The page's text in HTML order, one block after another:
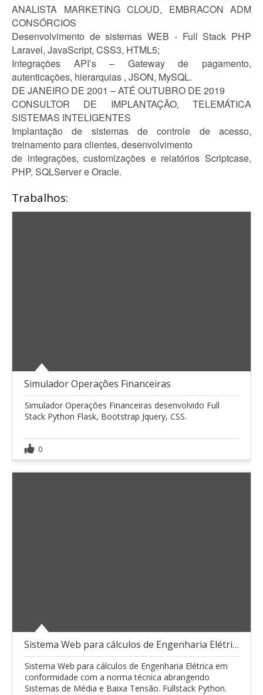
ANALISTA MARKETING CLOUD, EMBRACON ADM
CONSÓRCIOS
Desenvolvimento de sistemas WEB - Full Stack PHP
Laravel, JavaScript, CSS3, HTML5;
Integrações API’s – Gateway de pagamento,
autenticações, hierarquias , JSON, MySQL.
DE JANEIRO DE 2001 – ATÉ OUTUBRO DE 2019
CONSULTOR DE IMPLANTAÇÃO, TELEMÁTICA
SISTEMAS INTELIGENTES
Implantação de sistemas de controle de acesso,
treinamento para clientes, desenvolvimento
de integrações, customizações e relatórios Scriptcase,
PHP, SQLServer e Oracle.
Trabalhos:
Simulador Operações Financeiras
Simulador Operações Financeiras desenvolvido Full
Stack Python Flask, Bootstrap Jquery, CSS.
0
Sistema Web para cálculos de Engenharia Elétrica
Sistema Web para cálculos de Engenharia Elétrica em
conformidade com a norma técnica abrangendo
Sistemas de Média e Baixa Tensão. Fullstack Python.